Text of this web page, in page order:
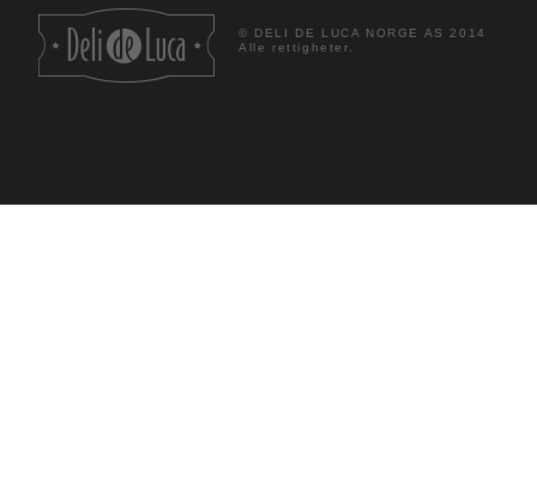
© DELI DE LUCA NORGE AS 2014
Alle rettigheter.